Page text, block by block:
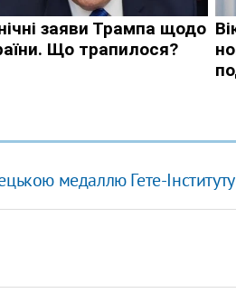
медаллю Гете-Інституту